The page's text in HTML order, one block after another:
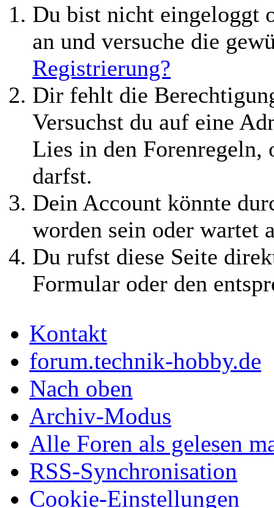
Du bist nicht eingeloggt
an und versuche die
Registrierung?
Dir fehlt die
Versuchst du auf eine
Lies in den Forenregeln,
darfst.
Dein Account könnte
worden sein oder wartet
Du rufst diese Seite
Formular oder den
Kontakt
forum.technik-hobby.de
Nach oben
Archiv-Modus
Alle Foren als gelesen
RSS-Synchronisation
Cookie-Einstellungen